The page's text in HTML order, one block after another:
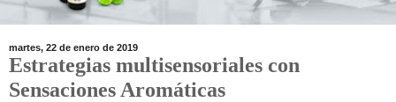
martes, 22 de enero de 2019
Estrategias multisensoriales con
Sensaciones Aromáticas